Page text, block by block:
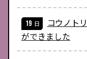
コウノト
ができました